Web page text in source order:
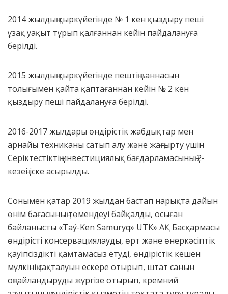
2014 жылдың қыркүйегінде № 1 кен қыздыру пеші
ұзақ уақыт тұрып қалғаннан кейін пайдалануға
берілді.
2015 жылдың қыркүйегінде пештің ваннасын
толығымен қайта қаптағаннан кейін № 2 кен
қыздыру пеші пайдалануға берілді.
2016-2017 жылдары өндірістік жабдықтар мен
арнайы техниканы сатып алу және жаңғырту үшін
Серіктестіктің инвестициялық бағдарламасының 2-
кезеңі іске асырылды.
Сонымен қатар 2019 жылдан бастап нарықта дайын
өнім бағасының төмендеуі байқалды, осыған
байланысты «Taý-Ken Samuryq» UTK» АҚ Басқармасы
өндірісті консервациялауды, өрт және өнеркәсіптік
қауіпсіздікті қамтамасыз етуді, өндірістік кешен
мүлкінің сақталуын ескере отырып, штат санын
оңтайландыруды жүргізе отырып, кремний